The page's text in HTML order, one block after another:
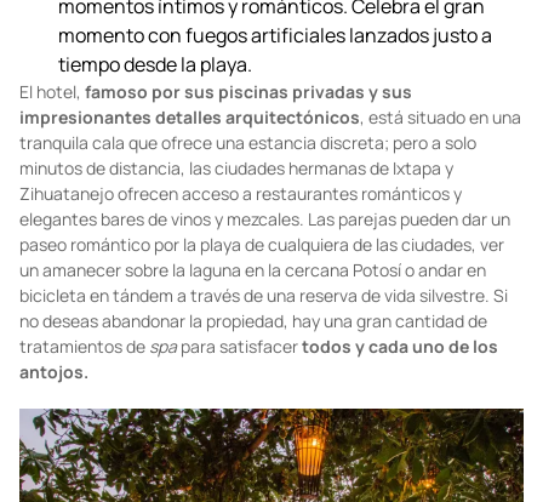
pueden solicitar comenzar su luna de miel con una
cena privada a la luz de las velas junto al mar.
Compromisos: con abundantes espacios privados,
el hotel está perfectamente construido para
momentos íntimos y románticos. Celebra el gran
momento con fuegos artificiales lanzados justo a
tiempo desde la playa.
El hotel, famoso por sus piscinas privadas y sus
impresionantes detalles arquitectónicos, está situado en una
tranquila cala que ofrece una estancia discreta; pero a solo
minutos de distancia, las ciudades hermanas de Ixtapa y
Zihuatanejo ofrecen acceso a restaurantes románticos y
elegantes bares de vinos y mezcales. Las parejas pueden dar un
paseo romántico por la playa de cualquiera de las ciudades, ver
un amanecer sobre la laguna en la cercana Potosí o andar en
bicicleta en tándem a través de una reserva de vida silvestre. Si
no deseas abandonar la propiedad, hay una gran cantidad de
tratamientos despapara satisfacertodos y cada uno de los
antojos.